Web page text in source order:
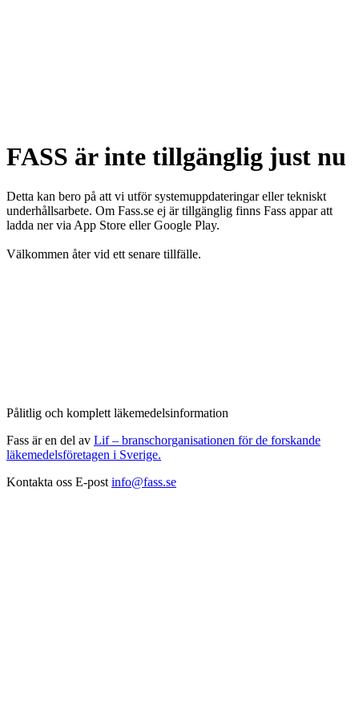
FASS är inte tillgänglig just nu
Detta kan bero på att vi utför systemuppdateringar eller tekniskt
underhållsarbete. Om Fass.se ej är tillgänglig finns Fass appar att
ladda ner via App Store eller Google Play.
Välkommen åter vid ett senare tillfälle.
Pålitlig och komplett läkemedelsinformation
Fass är en del av Lif – branschorganisationen för de forskande
läkemedelsföretagen i Sverige.
Kontakta oss E-post info@fass.se